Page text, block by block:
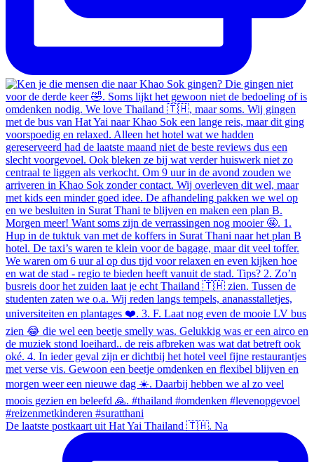
De laatste postkaart uit Hat Yai Thailand 🇹🇭. Na